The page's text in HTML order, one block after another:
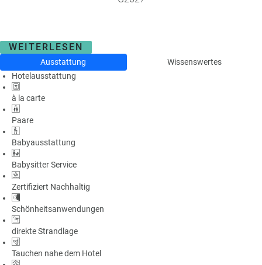
WEITERLESEN
Ausstattung
Wissenswertes
Hotelausstattung
à la carte
Paare
Babyausstattung
Babysitter Service
Zertifiziert Nachhaltig
Schönheitsanwendungen
direkte Strandlage
Tauchen nahe dem Hotel